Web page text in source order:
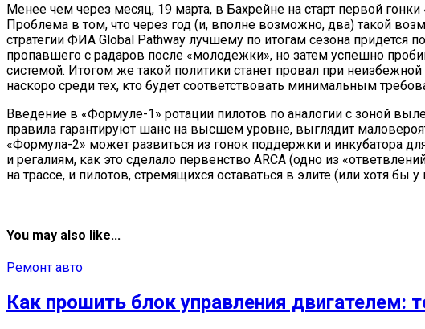
Менее чем через месяц, 19 марта, в Бахрейне на старт первой
Проблема в том, что через год (и, вполне возможно, два) такой
стратегии ФИА Global Pathway лучшему по итогам сезона придется
пропавшего с радаров после «молодежки», но затем успешно
системой. Итогом же такой политики станет провал при
наскоро среди тех, кто будет соответствовать минимальным
Введение в «Формуле-1» ротации пилотов по аналогии с зоной
правила гарантируют шанс на высшем уровне, выглядит
«Формула-2» может развиться из гонок поддержки и инкубатора
и регалиям, как это сделало первенство ARCA (одно из
на трассе, и пилотов, стремящихся оставаться в элите (или хотя бы
You may also like...
Ремонт авто
Как прошить блок управления двигателем: